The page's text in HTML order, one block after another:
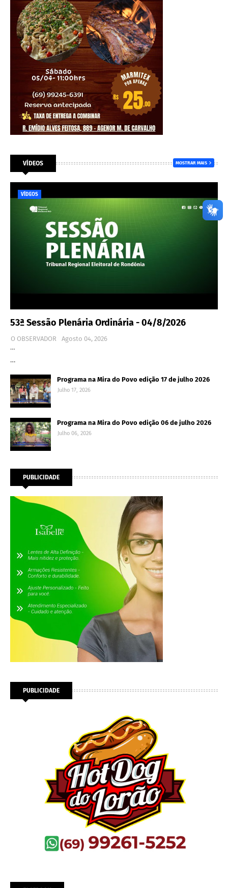
VÍDEOS MOSTRAR MAIS
VÍDEOS
53ª Sessão Plenária Ordinária - 04/8/2026
O OBSERVADOR
Agosto 04, 2026
…
…
Programa na Mira do Povo edição 17 de julho 2026
Julho 17, 2026
Programa na Mira do Povo edição 06 de julho 2026
Julho 06, 2026
PUBLICIDADE
PUBLICIDADE